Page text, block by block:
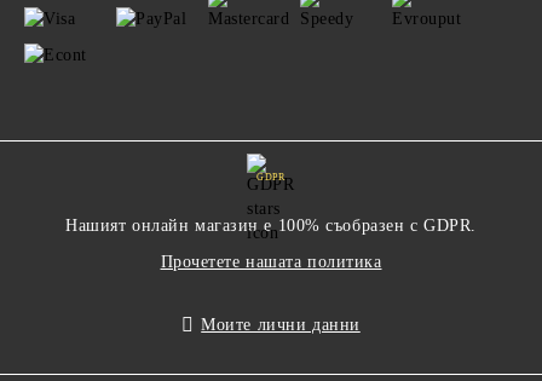
GDPR
Нашият онлайн магазин е 100% съобразен с GDPR.
Прочетете нашата политика
Моите лични данни